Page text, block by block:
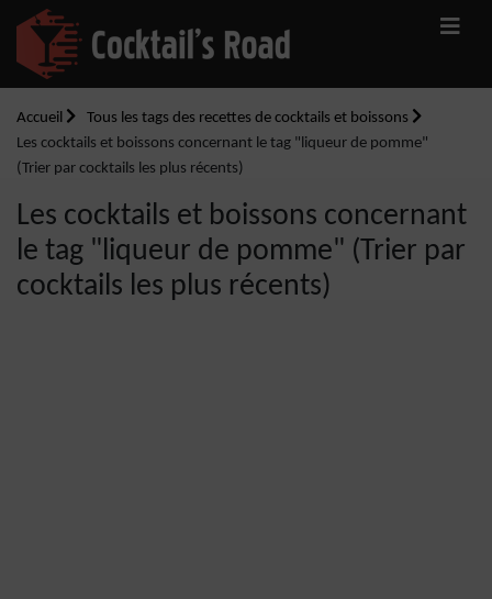
Accueil
Tous les tags des recettes de cocktails et boissons
Les cocktails et boissons concernant le tag "liqueur de pomme"
(Trier par cocktails les plus récents)
Les cocktails et boissons concernant
le tag "liqueur de pomme" (Trier par
cocktails les plus récents)